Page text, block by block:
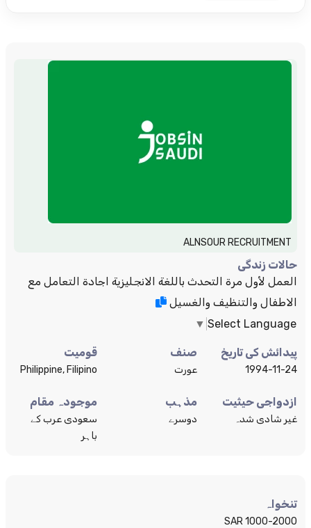
ALNSOUR RECRUITMENT
حالات زندگی
العمل لأول مرة التحدث باللغة الانجليزية اجادة التعامل مع
الاطفال والتنظيف والغسيل
Select Language
▼
پیدائش کی تاریخ
1994-11-24
صنف
عورت
قومیت
Philippine, Filipino
ازدواجی حیثیت
غیر شادی شدہ
مذہب
دوسرے
موجودہ مقام
سعودی عرب کے
باہر
تنخواہ
1000-2000 SAR